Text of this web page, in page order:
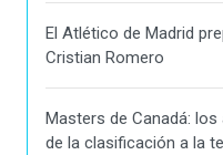
El Atlético de Madrid
Cristian Romero
Masters de Canadá:
de la clasificación a la